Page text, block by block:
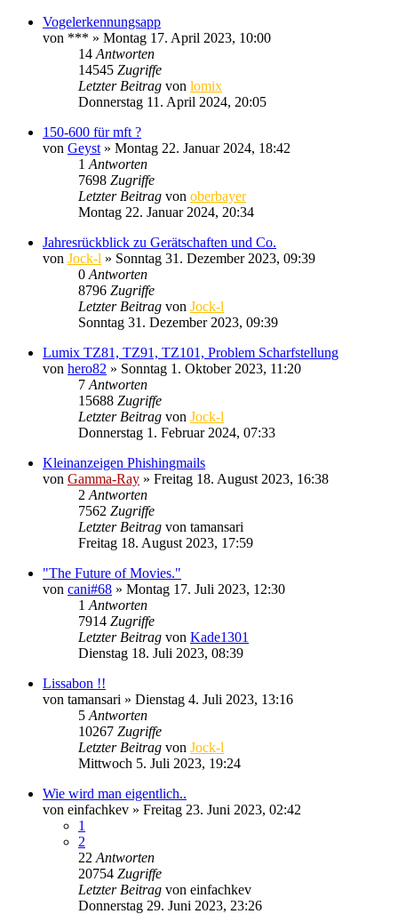
Vogelerkennungsapp
von *** » Montag 17. April 2023, 10:00
14 Antworten
14545 Zugriffe
Letzter Beitrag von lomix
Donnerstag 11. April 2024, 20:05
150-600 für mft ?
von Geyst » Montag 22. Januar 2024, 18:42
1 Antworten
7698 Zugriffe
Letzter Beitrag von oberbayer
Montag 22. Januar 2024, 20:34
Jahresrückblick zu Gerätschaften und Co.
von Jock-l » Sonntag 31. Dezember 2023, 09:39
0 Antworten
8796 Zugriffe
Letzter Beitrag von Jock-l
Sonntag 31. Dezember 2023, 09:39
Lumix TZ81, TZ91, TZ101, Problem Scharfstellung
von hero82 » Sonntag 1. Oktober 2023, 11:20
7 Antworten
15688 Zugriffe
Letzter Beitrag von Jock-l
Donnerstag 1. Februar 2024, 07:33
Kleinanzeigen Phishingmails
von Gamma-Ray » Freitag 18. August 2023, 16:38
2 Antworten
7562 Zugriffe
Letzter Beitrag von tamansari
Freitag 18. August 2023, 17:59
"The Future of Movies."
von cani#68 » Montag 17. Juli 2023, 12:30
1 Antworten
7914 Zugriffe
Letzter Beitrag von Kade1301
Dienstag 18. Juli 2023, 08:39
Lissabon !!
von tamansari » Dienstag 4. Juli 2023, 13:16
5 Antworten
10267 Zugriffe
Letzter Beitrag von Jock-l
Mittwoch 5. Juli 2023, 19:24
Wie wird man eigentlich..
von einfachkev » Freitag 23. Juni 2023, 02:42
1
2
22 Antworten
20754 Zugriffe
Letzter Beitrag von einfachkev
Donnerstag 29. Juni 2023, 23:26